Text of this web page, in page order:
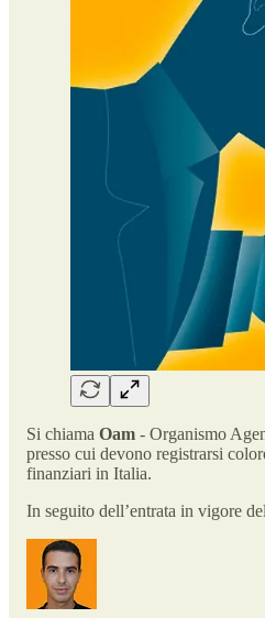
Si chiama Oam - Organismo
presso cui devono registrarsi
finanziari in Italia.
In seguito dell’entrata in vigore del